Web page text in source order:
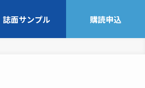
誌面サンプル 購読申込